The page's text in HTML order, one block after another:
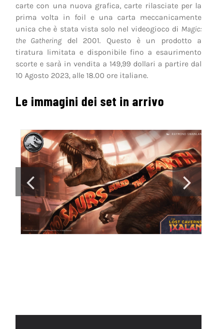
carte con una nuova grafica, carte rilasciate per la
prima volta in foil e una carta meccanicamente
unica che è stata vista solo nel videogioco di Magic:
the Gatheringdel 2001. Questo è un prodotto a
tiratura limitata e disponibile fino a esaurimento
scorte e sarà in vendita a 149,99 dollari a partire dal
10 Agosto 2023, alle 18.00 ore italiane.
Le immagini dei set in arrivo